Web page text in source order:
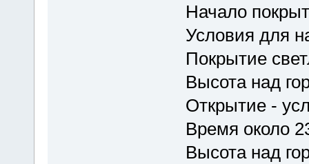
Начало
Условия для
Покрытие
Высота над
Открытие -
Время около
Высота над